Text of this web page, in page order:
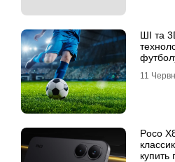
ШІ та
11
Poco
купить